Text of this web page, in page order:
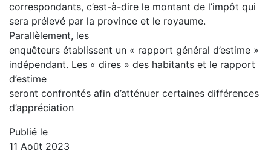
correspondants, c’est-à-dire le montant de l’impôt qui
sera prélevé par la province et le royaume.
Parallèlement, les
enquêteurs établissent un « rapport général d’estime »
indépendant. Les « dires » des habitants et le rapport
d’estime
seront confrontés afin d’atténuer certaines différences
d’appréciation
Publié le
11 Août 2023